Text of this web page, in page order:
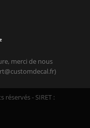
merci de nous
- SIRET :